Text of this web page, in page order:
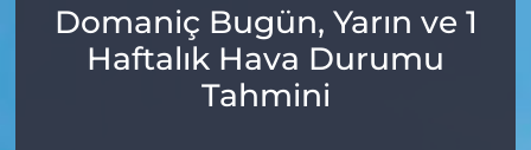
Domaniç Bugün, Yarın ve 1
Haftalık Hava Durumu
Tahmini
Manşet
Tüm Manşetler
Son Dakika Haberleri